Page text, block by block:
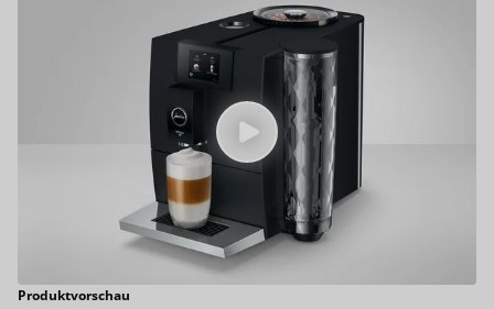
Produktvorschau